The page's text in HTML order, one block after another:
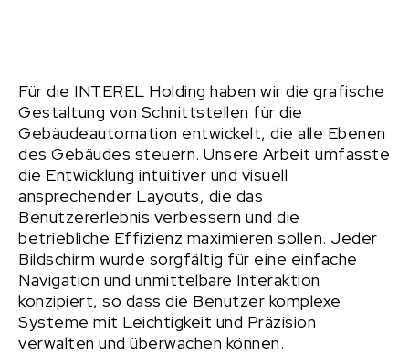
Für die INTEREL Holding haben wir die grafische
Gestaltung von Schnittstellen für die
Gebäudeautomation entwickelt, die alle Ebenen
des Gebäudes steuern. Unsere Arbeit umfasste
die Entwicklung intuitiver und visuell
ansprechender Layouts, die das
Benutzererlebnis verbessern und die
betriebliche Effizienz maximieren sollen. Jeder
Bildschirm wurde sorgfältig für eine einfache
Navigation und unmittelbare Interaktion
konzipiert, so dass die Benutzer komplexe
Systeme mit Leichtigkeit und Präzision
verwalten und überwachen können.